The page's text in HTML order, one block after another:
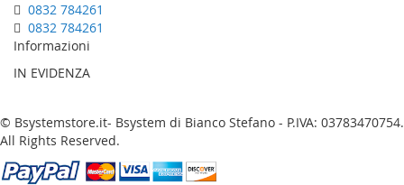
0832 784261
0832 784261
Informazioni
IN EVIDENZA
© Bsystemstore.it- Bsystem di Bianco Stefano - P.IVA: 03783470754.
All Rights Reserved.